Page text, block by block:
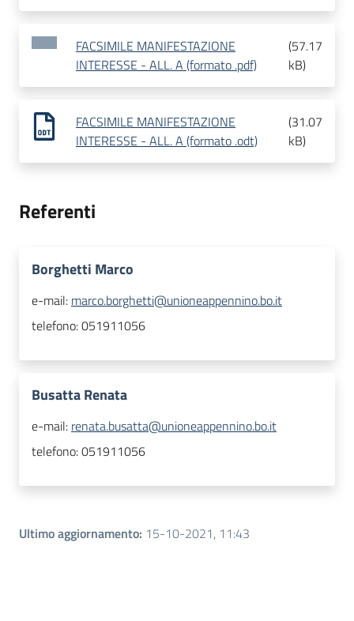
FACSIMILE MANIFESTAZIONE
INTERESSE - ALL. A (formato .pdf)
(57.17
kB)
FACSIMILE MANIFESTAZIONE
INTERESSE - ALL. A (formato .odt)
(31.07
kB)
Referenti
Borghetti Marco
e-mail: marco.borghetti@unioneappennino.bo.it
telefono:051911056
Busatta Renata
e-mail: renata.busatta@unioneappennino.bo.it
telefono:051911056
Ultimo aggiornamento: 15-10-2021, 11:43